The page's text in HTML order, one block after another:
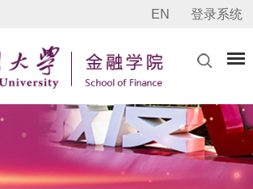
EN 登录系统